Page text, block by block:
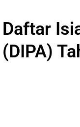
Daftar
(DIPA)